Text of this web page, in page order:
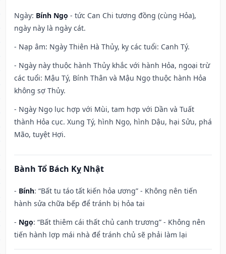
Ngày: Bính Ngọ - tức Can Chi tương đồng (cùng Hỏa),
ngày này là ngày cát.
- Nạp âm: Ngày Thiên Hà Thủy, kỵ các tuổi: Canh Tý.
- Ngày này thuộc hành Thủy khắc với hành Hỏa, ngoại trừ
các tuổi: Mậu Tý, Bính Thân và Mậu Ngọ thuộc hành Hỏa
không sợ Thủy.
- Ngày Ngọ lục hợp với Mùi, tam hợp với Dần và Tuất
thành Hỏa cục. Xung Tý, hình Ngọ, hình Dậu, hại Sửu, phá
Mão, tuyệt Hợi.
Bành Tổ Bách Kỵ Nhật
- Bính: “Bất tu táo tất kiến hỏa ương” - Không nên tiến
hành sửa chữa bếp để tránh bị hỏa tai
- Ngọ: “Bất thiêm cái thất chủ canh trương” - Không nên
tiến hành lợp mái nhà để tránh chủ sẽ phải làm lại